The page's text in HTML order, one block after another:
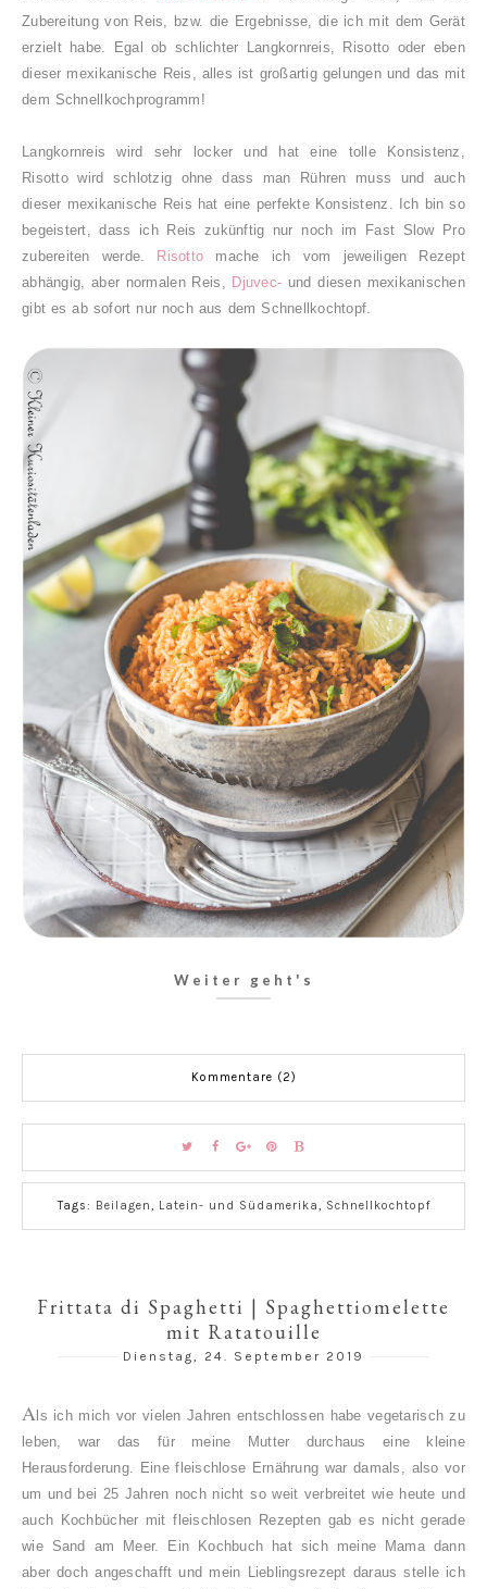
Zubereitung von Reis, bzw. die Ergebnisse, die ich mit dem Gerät
erzielt habe. Egal ob schlichter Langkornreis, Risotto oder eben
dieser mexikanische Reis, alles ist großartig gelungen und das mit
dem Schnellkochprogramm!
Langkornreis wird sehr locker und hat eine tolle Konsistenz,
Risotto wird schlotzig ohne dass man Rühren muss und auch
dieser mexikanische Reis hat eine perfekte Konsistenz. Ich bin so
begeistert, dass ich Reis zukünftig nur noch im Fast Slow Pro
zubereiten werde.
Risotto mache ich vom jeweiligen Rezept
abhängig, aber normalen Reis, Djuvec- und diesen mexikanischen
gibt es ab sofort nur noch aus dem Schnellkochtopf.
Weiter geht's
Kommentare (2)
Tags: Beilagen, Latein- und Südamerika, Schnellkochtopf
Frittata di Spaghetti | Spaghettiomelette
mit Ratatouille
Dienstag, 24. September 2019
A ls ich mich vor vielen Jahren entschlossen habe vegetarisch zu
leben, war das für meine Mutter durchaus eine kleine
Herausforderung. Eine fleischlose Ernährung war damals, also vor
um und bei 25 Jahren noch nicht so weit verbreitet wie heute und
auch Kochbücher mit fleischlosen Rezepten gab es nicht gerade
wie Sand am Meer. Ein Kochbuch hat sich meine Mama dann
aber doch angeschafft und mein Lieblingsrezept daraus stelle ich